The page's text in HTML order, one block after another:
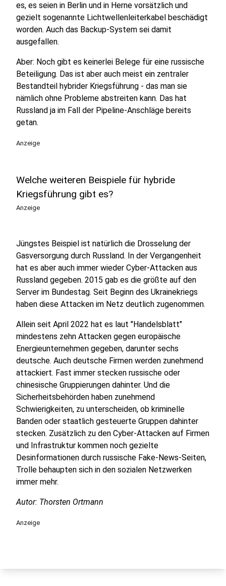
es, es seien in Berlin und in Herne vorsätzlich und
gezielt sogenannte Lichtwellenleiterkabel beschädigt
worden. Auch das Backup-System sei damit
ausgefallen.
Aber: Noch gibt es keinerlei Belege für eine russische
Beteiligung. Das ist aber auch meist ein zentraler
Bestandteil hybrider Kriegsführung - das man sie
nämlich ohne Probleme abstreiten kann. Das hat
Russland ja im Fall der Pipeline-Anschläge bereits
getan.
Anzeige
Welche weiteren Beispiele für hybride
Kriegsführung gibt es?
Anzeige
Jüngstes Beispiel ist natürlich die Drosselung der
Gasversorgung durch Russland. In der Vergangenheit
hat es aber auch immer wieder Cyber-Attacken aus
Russland gegeben. 2015 gab es die größte auf den
Server im Bundestag. Seit Beginn des Ukrainekriegs
haben diese Attacken im Netz deutlich zugenommen.
Allein seit April 2022 hat es laut "Handelsblatt"
mindestens zehn Attacken gegen europäische
Energieunternehmen gegeben, darunter sechs
deutsche. Auch deutsche Firmen werden zunehmend
attackiert. Fast immer stecken russische oder
chinesische Gruppierungen dahinter. Und die
Sicherheitsbehörden haben zunehmend
Schwierigkeiten, zu unterscheiden, ob kriminelle
Banden oder staatlich gesteuerte Gruppen dahinter
stecken. Zusätzlich zu den Cyber-Attacken auf Firmen
und Infrastruktur kommen noch gezielte
Desinformationen durch russische Fake-News-Seiten,
Trolle behaupten sich in den sozialen Netzwerken
immer mehr.
Autor: Thorsten Ortmann
Anzeige